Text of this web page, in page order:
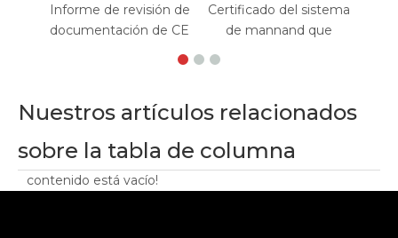
Informe de revisión de
documentación de CE
Certificado del sistema
de mannand que
Nuestros artículos relacionados
sobre la tabla de columna
contenido está vacío!